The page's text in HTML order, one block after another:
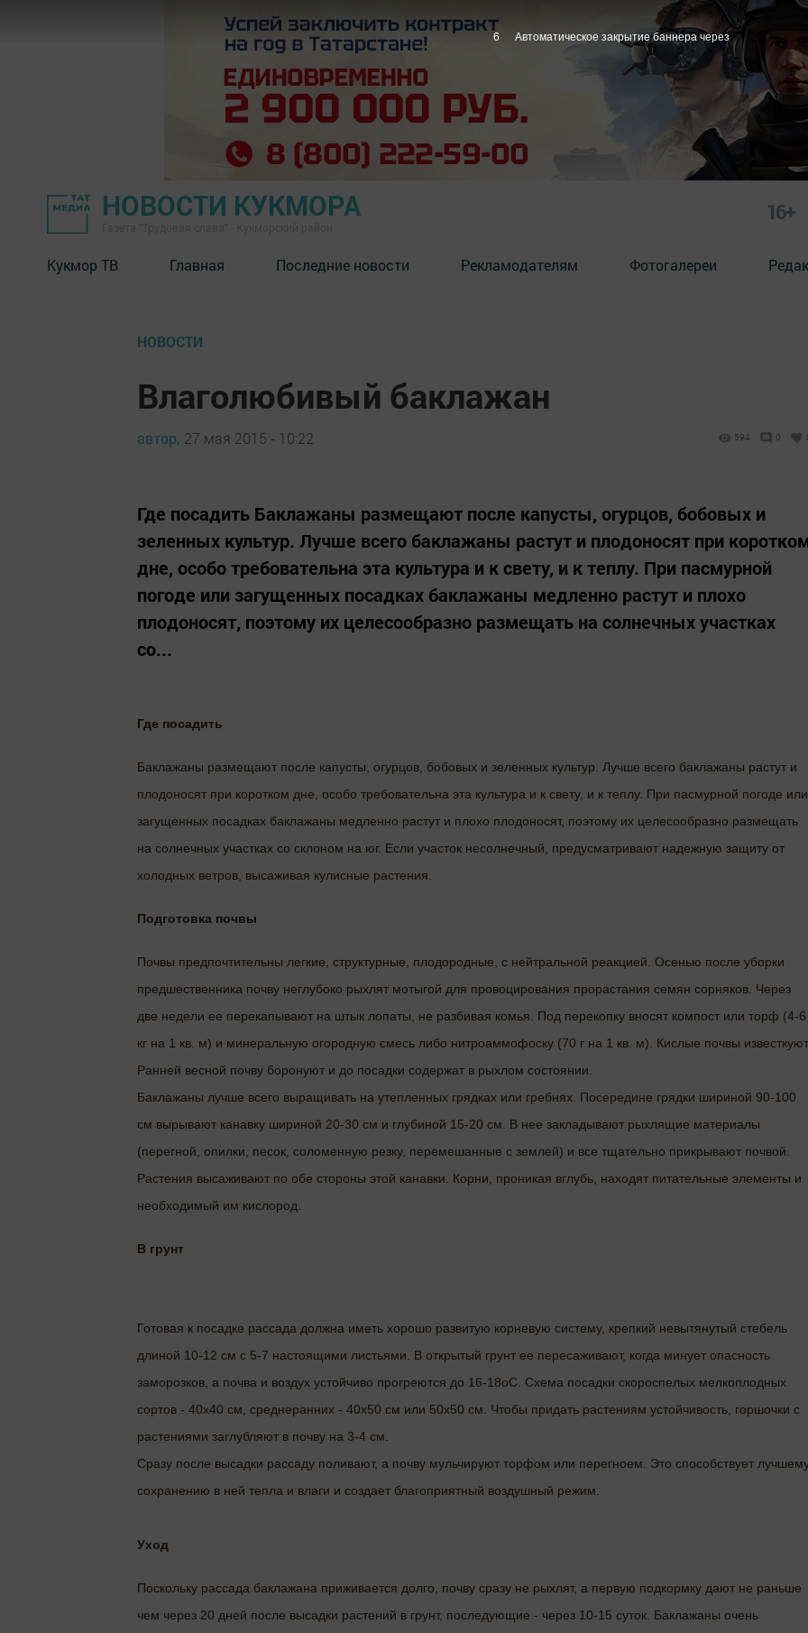
НОВОСТИ КУКМОРА 16+
Кукмор ТВ Главная Последние новости Рекламодателям Фотогалереи
НОВОСТИ
Влаголюбивый баклажан
автор, 27 мая 2015 - 10:22 594 0
Где посадить Баклажаны размещают после капусты, огурцов, бобовых и
зеленных культур. Лучше всего баклажаны растут и плодоносят при
дне, особо требовательна эта культура и к свету, и к теплу. При пасмурной
погоде или загущенных посадках баклажаны медленно растут и плохо
плодоносят, поэтому их целесообразно размещать на солнечных участках
со...
Где посадить
Баклажаны размещают после капусты, огурцов, бобовых и зеленных культур. Лучше всего баклажаны растут и
плодоносят при коротком дне, особо требовательна эта культура и к свету, и к теплу. При пасмурной погоде или
загущенных посадках баклажаны медленно растут и плохо плодоносят, поэтому их целесообразно размещать
на солнечных участках со склоном на юг. Если участок несолнечный, предусматривают надежную защиту от
холодных ветров, высаживая кулисные растения.
Подготовка почвы
Почвы предпочтительны легкие, структурные, плодородные, с нейтральной реакцией. Осенью после уборки
предшественника почву неглубоко рыхлят мотыгой для провоцирования прорастания семян сорняков. Через
две недели ее перекапывают на штык лопаты, не разбивая комья. Под перекопку вносят компост или торф (4-6
кг на 1 кв. м) и минеральную огородную смесь либо нитроаммофоску (70 г на 1 кв. м). Кислые почвы
Ранней весной почву боронуют и до посадки содержат в рыхлом состоянии.
Баклажаны лучше всего выращивать на утепленных грядках или гребнях. Посередине грядки шириной 90-100
см вырывают канавку шириной 20-30 см и глубиной 15-20 см. В нее закладывают рыхлящие материалы
(перегной, опилки, песок, соломенную резку, перемешанные с землей) и все тщательно прикрывают почвой.
Растения высаживают по обе стороны этой канавки. Корни, проникая вглубь, находят питательные элементы и
необходимый им кислород.
В грунт
Готовая к посадке рассада должна иметь хорошо развитую корневую систему, крепкий невытянутый стебель
длиной 10-12 см с 5-7 настоящими листьями. В открытый грунт ее пересаживают, когда минует опасность
заморозков, а почва и воздух устойчиво прогреются до 16-18оС. Схема посадки скороспелых мелкоплодных
сортов - 40х40 см, среднеранних - 40х50 см или 50х50 см. Чтобы придать растениям устойчивость, горшочки с
растениями заглубляют в почву на 3-4 см.
Сразу после высадки рассаду поливают, а почву мульчируют торфом или перегноем. Это способствует
сохранению в ней тепла и влаги и создает благоприятный воздушный режим.
Уход
Поскольку рассада баклажана приживается долго, почву сразу не рыхлят, а первую подкормку дают не раньше
чем через 20 дней после высадки растений в грунт, последующие - через 10-15 суток. Баклажаны очень
5 Автоматическое закрытие баннера через